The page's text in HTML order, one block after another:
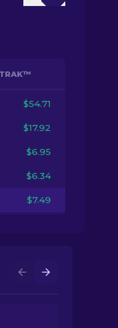
$54.71
$17.92
$6.95
$6.34
$7.49